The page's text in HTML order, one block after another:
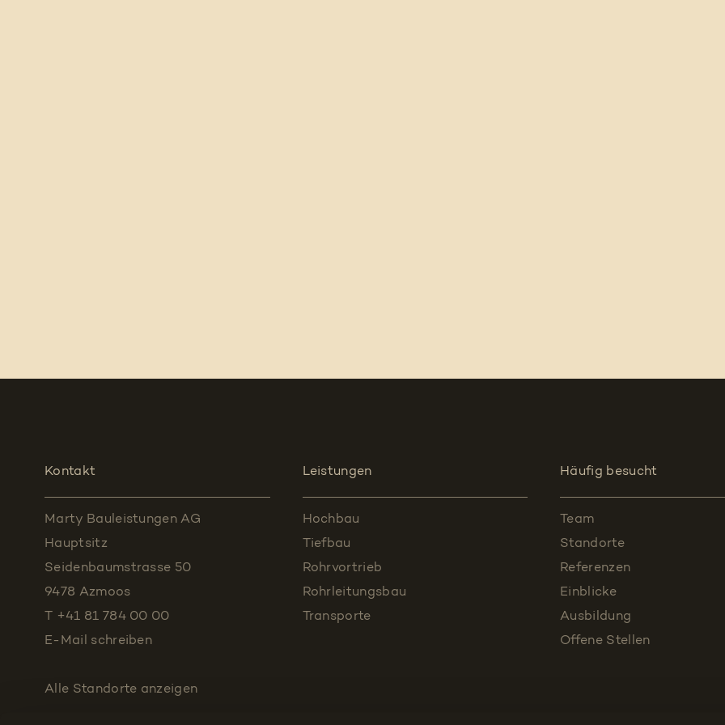
Kontakt
Marty Bauleistungen AG
Hauptsitz
Seidenbaumstrasse 50
9478 Azmoos
T +41 81 784 00 00
E-Mail schreiben
Alle Standorte anzeigen
Leistungen
Hochbau
Tiefbau
Rohrvortrieb
Rohrleitungsbau
Transporte
Häufig besucht
Team
Standorte
Referenzen
Einblicke
Ausbildung
Offene Stellen